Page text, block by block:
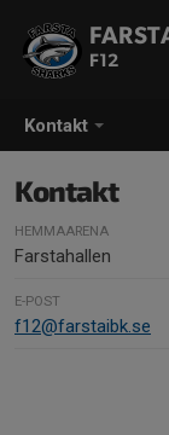
Kontakt
F12
Kontakt
HEMMAARENA
Farstahallen
E-POST
f12@farstaibk.se